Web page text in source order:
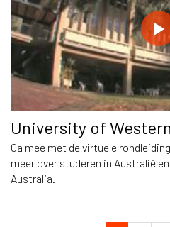
University of
Ga mee met de virtuele
meer over studeren in Australië
Australia.